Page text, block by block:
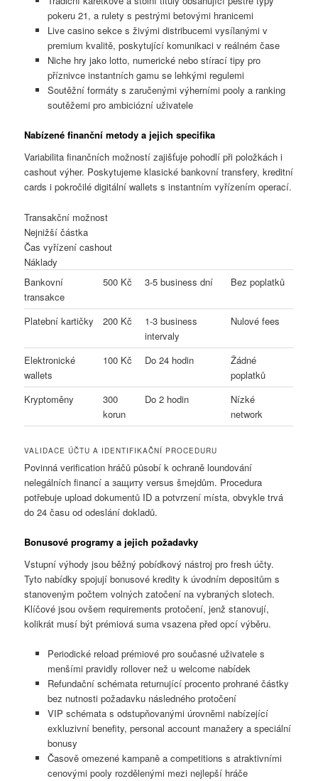
pokeru 21, a rulety s pestrými betovými hranicemi
Live casino sekce s živými distribucemi vysílanými v
premium kvalitě, poskytující komunikaci v reálném čase
Niche hry jako lotto, numerické nebo stírací tipy pro
příznivce instantních gamu se lehkými regulemi
Soutěžní formáty s zaručenými výherními pooly a ranking
soutěžemi pro ambiciózní uživatele
Nabízené finanční metody a jejich specifika
Variabilita finančních možností zajišťuje pohodlí při položkách i
cashout výher. Poskytujeme klasické bankovní transfery, kreditní
cards i pokročilé digitální wallets s instantním vyřízením operací.
Transakční možnost
Nejnižší částka
Čas vyřízení cashout
Náklady
Bankovní
transakce
500 Kč 3-5 business dní Bez poplatků
Platební kartičky 200 Kč
1-3 business
intervaly
Nulové fees
Elektronické
wallets
100 Kč Do 24 hodin
Žádné
poplatků
Kryptoměny
300
korun
Do 2 hodin
Nízké
network
VALIDACE ÚČTU A IDENTIFIKAČNÍ PROCEDURU
Povinná verification hráčů působí k ochraně loundování
nelegálních financí a защиту versus šmejdům. Procedura
potřebuje upload dokumentů ID a potvrzení místa, obvykle trvá
do 24 času od odeslání dokladů.
Bonusové programy a jejich požadavky
Vstupní výhody jsou běžný pobídkový nástroj pro fresh účty.
Tyto nabídky spojují bonusové kredity k úvodním depositům s
stanoveným počtem volných zatočení na vybraných slotech.
Klíčové jsou ovšem requirements protočení, jenž stanovují,
kolikrát musí být prémiová suma vsazena před opcí výběru.
Periodické reload prémiové pro současné uživatele s
menšími pravidly rollover než u welcome nabídek
Refundační schémata returnující procento prohrané částky
bez nutnosti požadavku následného protočení
VIP schémata s odstupňovanými úrovněmi nabízející
exkluzivní benefity, personal account manažery a speciální
bonusy
Časově omezené kampaně a competitions s atraktivními
cenovými pooly rozdělenými mezi nejlepší hráče